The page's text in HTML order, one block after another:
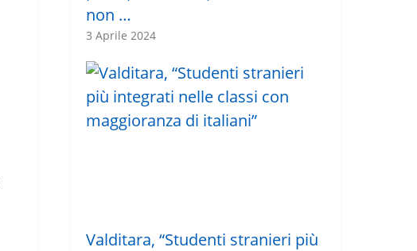
non …
3 Aprile 2024
Valditara, “Studenti stranieri più